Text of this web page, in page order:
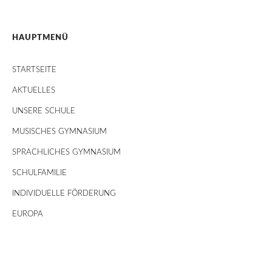
HAUPTMENÜ
STARTSEITE
AKTUELLES
UNSERE SCHULE
MUSISCHES GYMNASIUM
SPRACHLICHES GYMNASIUM
SCHULFAMILIE
INDIVIDUELLE FÖRDERUNG
EUROPA